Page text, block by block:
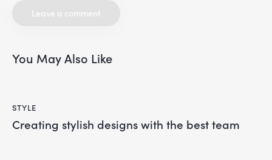
You May Also Like
STYLE
Creating stylish designs with the best team